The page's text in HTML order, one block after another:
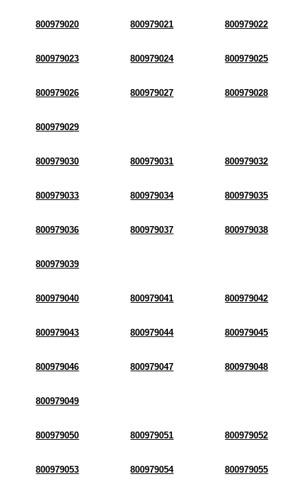
800979020 800979021 800979022
800979023 800979024 800979025
800979026 800979027 800979028
800979029
800979030 800979031 800979032
800979033 800979034 800979035
800979036 800979037 800979038
800979039
800979040 800979041 800979042
800979043 800979044 800979045
800979046 800979047 800979048
800979049
800979050 800979051 800979052
800979053 800979054 800979055